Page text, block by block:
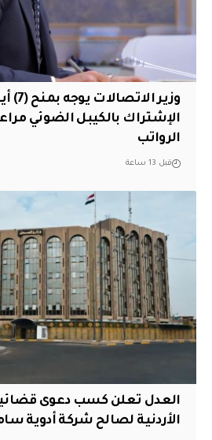
وزير
الإشتراك بالكيبل الضوئي
الرواتب
قبل 13 ساعة
العدل تعلن كسب دعوى
الأردنية لصالح شركة أدوية